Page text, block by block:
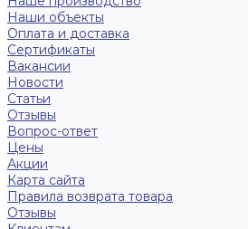
Наши объекты
Оплата и доставка
Сертификаты
Вакансии
Новости
Статьи
Отзывы
Вопрос-ответ
Цены
Акции
Карта сайта
Правила возврата товара
Отзывы